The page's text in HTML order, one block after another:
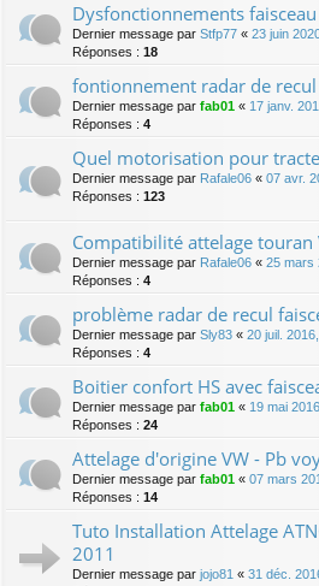
Dysfonctionnements
Dernier message par Stfp77 « 23 juin
Réponses : 18
fontionnement radar de recul
Dernier message par fab01 « 17 janv.
Réponses : 4
Quel motorisation pour
Dernier message par Rafale06 « 07 avr.
Réponses : 123
Compatibilité attelage touran
Dernier message par Rafale06 « 25 mars
Réponses : 4
problème radar de recul
Dernier message par Sly83 « 20 juil.
Réponses : 4
Boitier confort HS avec
Dernier message par fab01 « 19 mai
Réponses : 24
Attelage d'origine VW - Pb
Dernier message par fab01 « 07 mars
Réponses : 14
Tuto Installation Attelage
2011
Dernier message par jojo81 « 31 déc.